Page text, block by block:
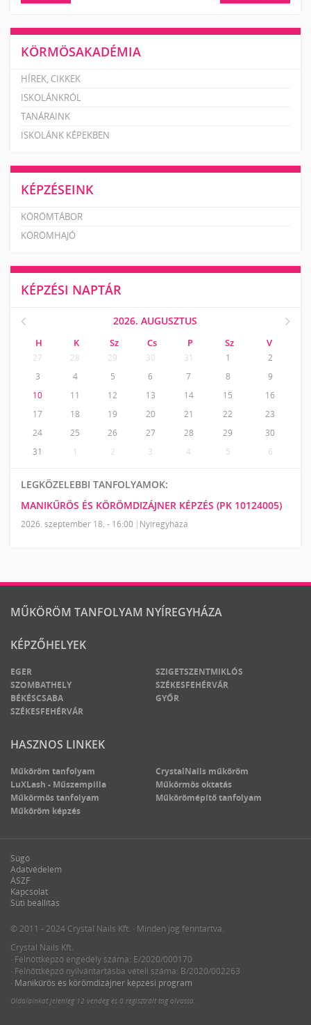
KÖRMÖSAKADÉMIA
HÍREK, CIKKEK
ISKOLÁNKRÓL
TANÁRAINK
ISKOLÁNK KÉPEKBEN
KÉPZÉSEINK
KÖRÖMTÁBOR
KÖRÖMHAJÓ
KÉPZÉSI NAPTÁR
2026. AUGUSZTUS
H K Sz Cs P Sz V
27 28 29 30 31 1
2
3
4 5 6 7 8
9
10
11 12 13 14 15
16
17
18 19 20 21 22
23
24
25 26 27 28 29
30
31
1 2 3 4 5 6
LEGKÖZELEBBI TANFOLYAMOK:
MANIKŰRÖS ÉS KÖRÖMDIZÁJNER KÉPZÉS (PK 10124005)
2026. szeptember 18. - 16:00 Nyíregyháza
MŰKÖRÖM TANFOLYAM NYÍREGYHÁZA
KÉPZŐHELYEK
EGER
SZIGETSZENTMIKLÓS
SZOMBATHELY
SZÉKESFEHÉRVÁR
BÉKÉSCSABA
GYŐR
SZÉKESFEHÉRVÁR
HASZNOS LINKEK
Műköröm tanfolyam
CrystalNails műköröm
LuXLash - Műszempilla
Műkörmös oktatás
Műkörmös tanfolyam
Műkörömépítő tanfolyam
Műköröm képzés
Súgó
Adatvédelem
ÁSZF
Kapcsolat
Süti beállítás
© 2011 - 2024 Crystal Nails Kft. · Minden jog fenntartva.
Crystal Nails Kft.
· Felnőttképző engedély száma: E/2020/000170
· Felnőttképző nyilvántartásba vételi száma: B/2020/002263
· Manikűrös és körömdizájner képzési program
Oldalainkat jelenleg 12 vendég és 0 regisztrált tag olvassa.